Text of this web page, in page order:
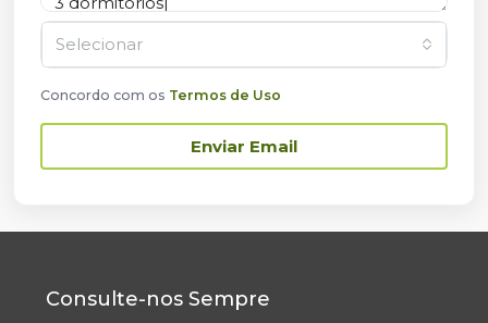
Selecionar
Concordo com os Termos de Uso
Enviar Email
Consulte-nos Sempre